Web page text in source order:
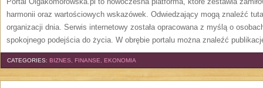
harmonii oraz wartościowych wskazówek. Odwiedzający mogą znaleźć
organizacji dnia. Serwis internetowy została opracowana z myślą o
spokojnego podejścia do życia. W obrębie portalu można znaleźć
CATEGORIES: BIZNES, FINANSE, EKONOMIA